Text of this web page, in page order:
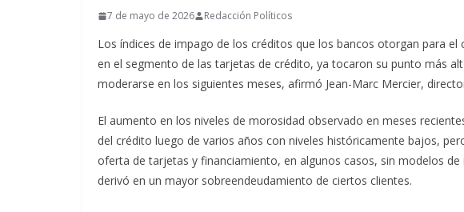
7 de mayo de 2026 Redacción Políticos
Los índices de impago de los créditos que los bancos otorgan para
en el segmento de las tarjetas de crédito, ya tocaron su punto más
moderarse en los siguientes meses, afirmó Jean-Marc Mercier,
El aumento en los niveles de morosidad observado en meses
del crédito luego de varios años con niveles históricamente bajos,
oferta de tarjetas y financiamiento, en algunos casos, sin modelos
derivó en un mayor sobreendeudamiento de ciertos clientes.